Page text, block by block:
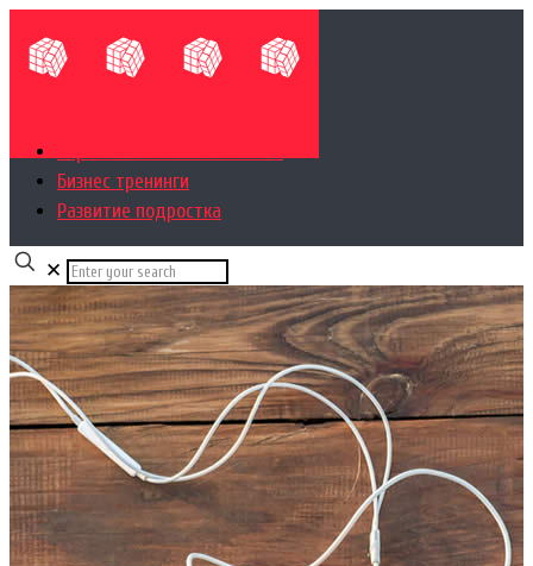
Бизнес тренинги
Развитие подростка
✕